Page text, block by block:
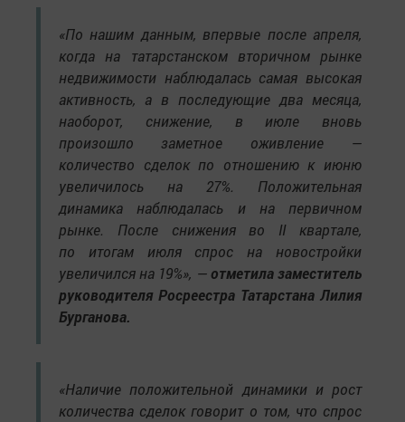
«По нашим данным, впервые после апреля,
когда на татарстанском вторичном рынке
недвижимости наблюдалась самая высокая
активность, а в последующие два месяца,
наоборот, снижение, в июле вновь
произошло заметное оживление —
количество сделок по отношению к июню
увеличилось на 27%. Положительная
динамика наблюдалась и на первичном
рынке. После снижения во II квартале,
по итогам июля спрос на новостройки
увеличился на 19%», —отметила заместитель
руководителя Росреестра Татарстана Лилия
Бурганова.
«Наличие положительной динамики и рост
количества сделок говорит о том, что спрос